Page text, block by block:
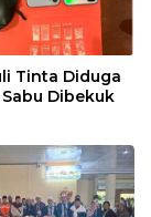
Tinta Diduga
Dibekuk